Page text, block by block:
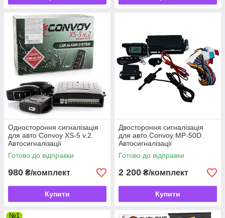
Одностороння сигналізація
для авто Convoy XS-5 v.2.
Автосигналізації
Готово до відправки
980 ₴/комплект
Купити
Двостороння сигналізація
для авто Convoy MP-50D.
Автосигналізації
Готово до відправки
2 200 ₴/комплект
Купити
№1